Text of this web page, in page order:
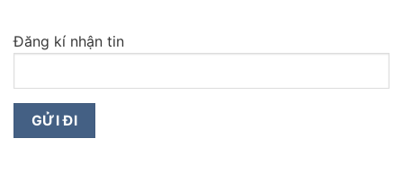
Đăng kí nhận tin